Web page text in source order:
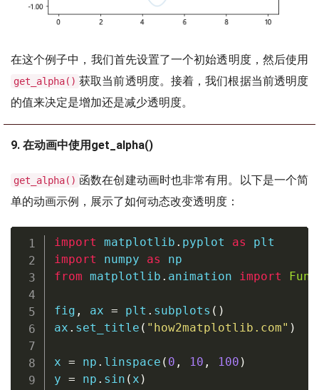
在这个例子中，我们首先设置了一个初始透明度，然后使用
get_alpha() 获取当前透明度。接着，我们根据当前透明度
的值来决定是增加还是减少透明度。
9. 在动画中使用get_alpha()
get_alpha() 函数在创建动画时也非常有用。以下是一个简
单的动画示例，展示了如何动态改变透明度：
import matplotlib . pyplot as
import numpy as
from matplotlib . animation import
fig , ax = plt . subplots ( )
ax . set_title ( "how2matplotlib.com" )
x = np . linspace ( 0 , 10 , 100 )
y = np . sin ( x )